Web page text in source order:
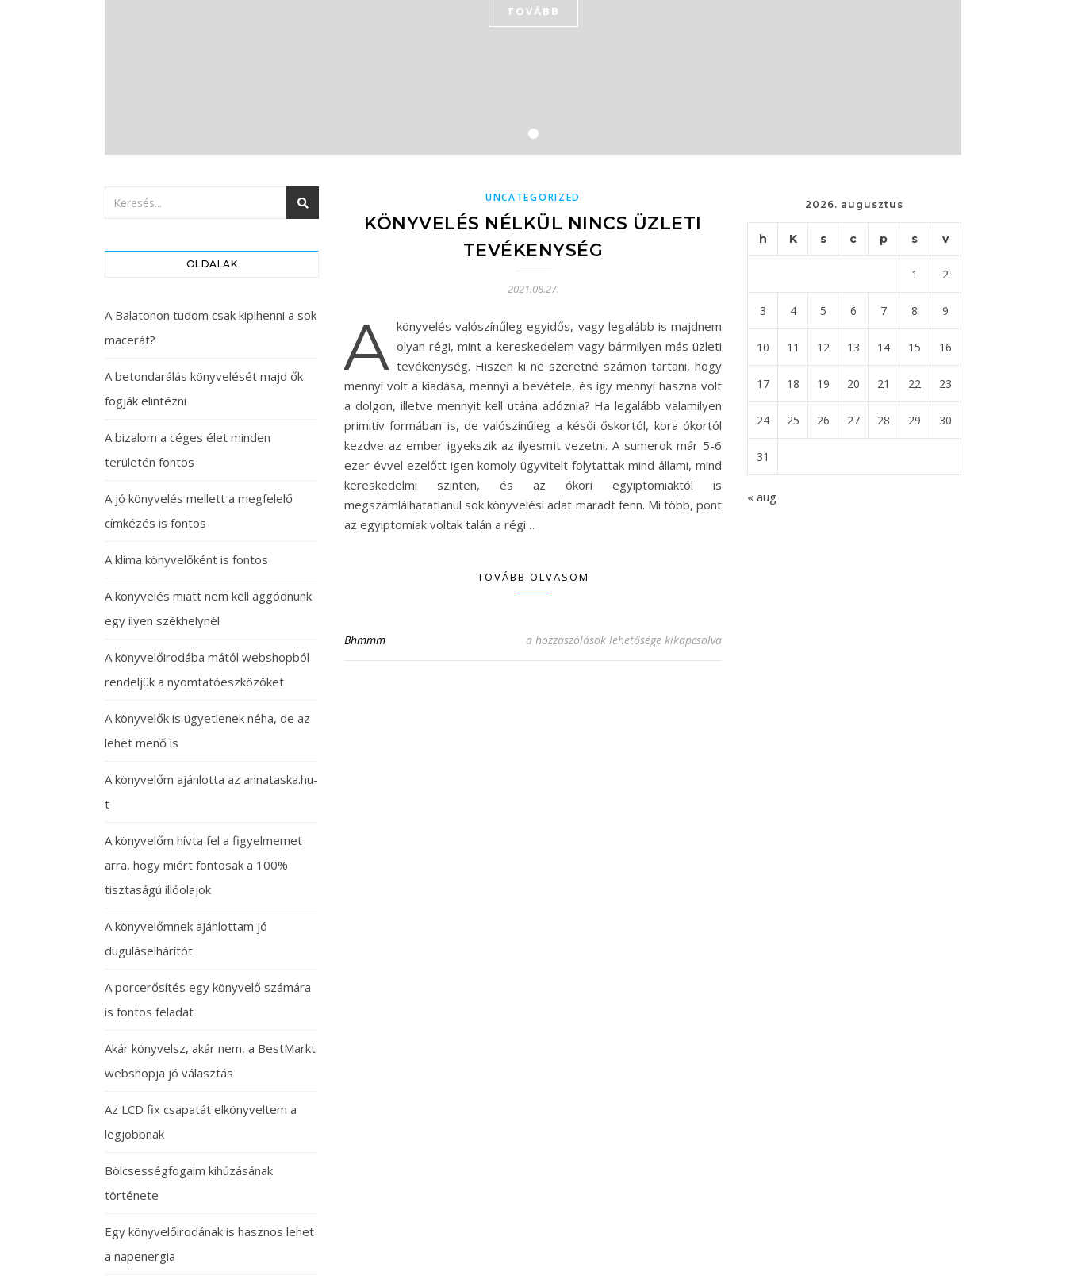
TOVÁBB
OLDALAK
A Balatonon tudom csak kipihenni a sok
macerát?
A betondarálás könyvelését majd ők
fogják elintézni
A bizalom a céges élet minden
területén fontos
A jó könyvelés mellett a megfelelő
címkézés is fontos
A klíma könyvelőként is fontos
A könyvelés miatt nem kell aggódnunk
egy ilyen székhelynél
A könyvelőirodába mától webshopból
rendeljük a nyomtatóeszközöket
A könyvelők is ügyetlenek néha, de az
lehet menő is
A könyvelőm ajánlotta az annataska.hu-
t
A könyvelőm hívta fel a figyelmemet
arra, hogy miért fontosak a 100%
tisztaságú illóolajok
A könyvelőmnek ajánlottam jó
duguláselhárítót
A porcerősítés egy könyvelő számára
is fontos feladat
Akár könyvelsz, akár nem, a BestMarkt
webshopja jó választás
Az LCD fix csapatát elkönyveltem a
legjobbnak
Bölcsességfogaim kihúzásának
története
Egy könyvelőirodának is hasznos lehet
a napenergia
UNCATEGORIZED
KÖNYVELÉS NÉLKÜL NINCS ÜZLETI
TEVÉKENYSÉG
2021.08.27.
A könyvelés valószínűleg egyidős, vagy legalább is majdnem
olyan régi, mint a kereskedelem vagy bármilyen más üzleti
tevékenység. Hiszen ki ne szeretné számon tartani, hogy
mennyi volt a kiadása, mennyi a bevétele, és így mennyi haszna volt
a dolgon, illetve mennyit kell utána adóznia? Ha legalább valamilyen
primitív formában is, de valószínűleg a késői őskortól, kora ókortól
kezdve az ember igyekszik az ilyesmit vezetni. A sumerok már 5-6
ezer évvel ezelőtt igen komoly ügyvitelt folytattak mind állami, mind
kereskedelmi szinten, és az ókori egyiptomiaktól is
megszámlálhatatlanul sok könyvelési adat maradt fenn. Mi több, pont
az egyiptomiak voltak talán a régi…
TOVÁBB OLVASOM
Bhmmm Könyvelés nélkül nincs üzleti tevékenység bejegyzéshez
a hozzászólások lehetősége kikapcsolva
2026. augusztus
h K s c p s v
1 2
3 4 5 6 7 8 9
10 11 12 13 14 15 16
17 18 19 20 21 22 23
24 25 26 27 28 29 30
31
« aug